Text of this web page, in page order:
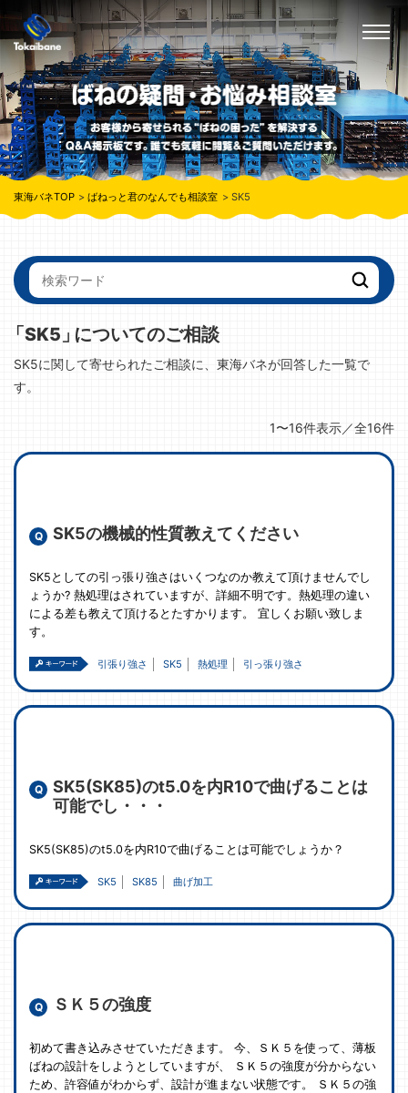
東海バネTOP ばねっと君のなんでも相談室 SK5
「SK5」についてのご相談
SK5に関して寄せられたご相談に、東海バネが回答した一覧で
す。
1〜16件表示／全16件
SK5の機械的性質教えてください
SK5としての引っ張り強さはいくつなのか教えて頂けませんでし
ょうか? 熱処理はされていますが、詳細不明です。熱処理の違い
による差も教えて頂けるとたすかります。 宜しくお願い致しま
す。
引張り強さ SK5 熱処理 引っ張り強さ
SK5(SK85)のt5.0を内R10で曲げることは
可能でし・・・
SK5(SK85)のt5.0を内R10で曲げることは可能でしょうか？
SK5 SK85 曲げ加工
ＳＫ５の強度
初めて書き込みさせていただきます。 今、ＳＫ５を使って、薄板
ばねの設計をしようとしていますが、 ＳＫ５の強度が分からない
ため、許容値がわからず、設計が進まない状態です。 ＳＫ５の強